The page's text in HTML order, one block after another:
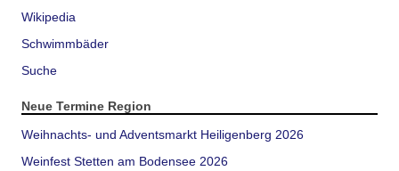
Wikipedia
Schwimmbäder
Suche
Neue Termine Region
Weihnachts- und Adventsmarkt Heiligenberg 2026
Weinfest Stetten am Bodensee 2026